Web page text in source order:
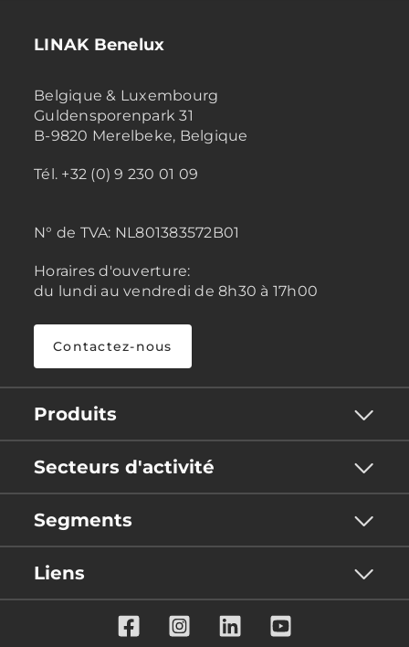
LINAK Benelux
Belgique & Luxembourg
Guldensporenpark 31
B-9820 Merelbeke, Belgique
Tél. +32 (0) 9 230 01 09
N° de TVA: NL801383572B01
Horaires d'ouverture:
du lundi au vendredi de 8h30 à 17h00
Contactez-nous
Produits
Secteurs d'activité
Segments
Liens